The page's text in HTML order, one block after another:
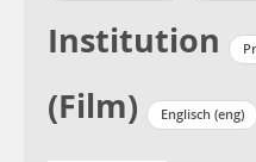
Institution
(Film)
Englisch (eng)